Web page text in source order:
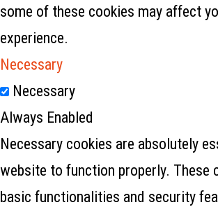
some of these cookies may affect
experience.
Necessary
Necessary
Always Enabled
Necessary cookies are absolutely
website to function properly. These
basic functionalities and security